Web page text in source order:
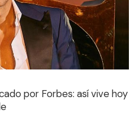
por Forbes: así vive hoy